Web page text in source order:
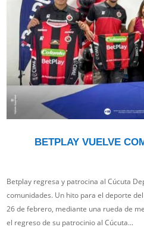
BETPLAY VUELVE
Betplay regresa y patrocina al Cúcuta
comunidades. Un hito para el deporte
26 de febrero, mediante una rueda de
el regreso de su patrocinio al Cúcuta...